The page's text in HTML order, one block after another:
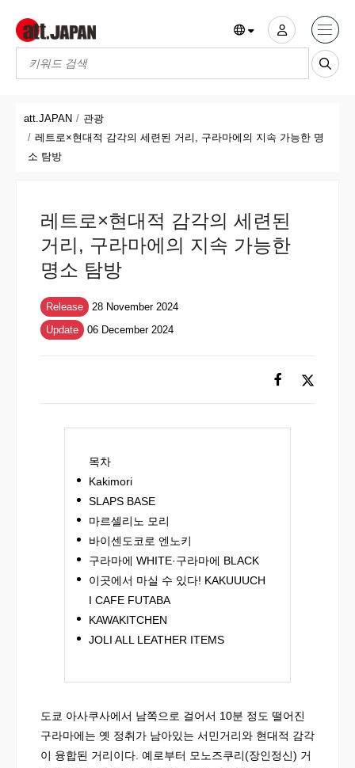
Translations title cont
att.JAPAN
관광
레트로×현대적 감각의 세련된 거리, 구라마에의 지속 가능한 명
소 탐방
레트로×현대적 감각의 세련된
거리, 구라마에의 지속 가능한
명소 탐방
Release
28 November 2024
Update
06 December 2024
목차
Kakimori
SLAPS BASE
마르셀리노 모리
바이센도코로 엔노키
구라마에 WHITE·구라마에 BLACK
이곳에서 마실 수 있다! KAKUUUCH
I CAFE FUTABA
KAWAKITCHEN
JOLI ALL LEATHER ITEMS
도쿄 아사쿠사에서 남쪽으로 걸어서 10분 정도 떨어진
구라마에는 옛 정취가 남아있는 서민거리와 현대적 감각
이 융합된 거리이다. 예로부터 모노즈쿠리(장인정신) 거